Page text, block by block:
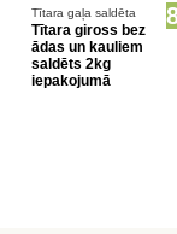
Tītara gaļa saldēta
Tītara giross bez
ādas un kauliem
saldēts 2kg
iepakojumā